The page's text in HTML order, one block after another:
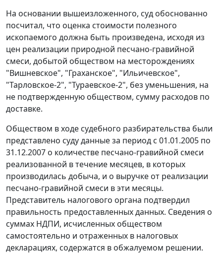
На основании вышеизложенного, суд обоснованно
посчитал, что оценка стоимости полезного
ископаемого должна быть произведена, исходя из
цен реализации природной песчано-гравийной
смеси, добытой обществом на месторождениях
"Вишневское", "Граханское", "Ильичевское",
"Тарловское-2", "Тураевское-2", без уменьшения, на
не подтвержденную обществом, сумму расходов по
доставке.
Обществом в ходе судебного разбирательства были
представлено суду данные за период с 01.01.2005 по
31.12.2007 о количестве песчано-гравийной смеси
реализованной в течение месяцев, в которых
производилась добыча, и о выручке от реализации
песчано-гравийной смеси в эти месяцы.
Представитель налогового органа подтвердил
правильность предоставленных данных. Сведения о
суммах НДПИ, исчисленных обществом
самостоятельно и отраженных в налоговых
декларациях, содержатся в обжалуемом решении.